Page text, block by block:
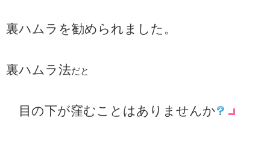
裏ハムラを勧められました。
裏ハムラ法だと
目の下が窪むことはありませんか